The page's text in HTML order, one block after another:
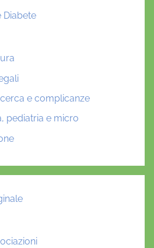
Diabete
e complicanze
pediatria e micro